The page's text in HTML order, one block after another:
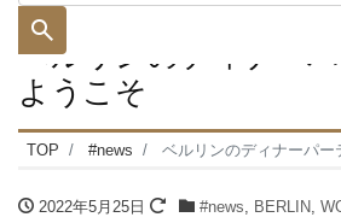
ベルリンのディナー
ようこそ
TOP #news ベルリンのディナーパー
2022年5月25日 #news, BERLIN,